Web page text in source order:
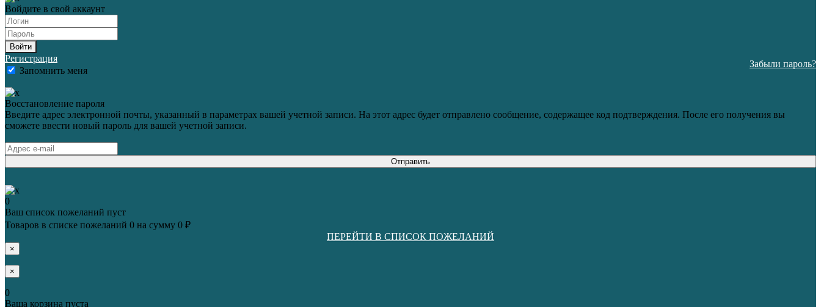
Войдите в свой аккаунт
Войти
Регистрация
Запомнить меня
Забыли пароль?
Восстановление пароля
Введите адрес электронной почты, указанный в параметрах вашей учетной записи. На этот адрес будет отправлено сообщение, содержащее код подтверждения. После его получения вы
сможете ввести новый пароль для вашей учетной записи.
Отправить
0
Ваш список пожеланий пуст
Товаров в списке пожеланий 0 на сумму 0 ₽
ПЕРЕЙТИ В СПИСОК ПОЖЕЛАНИЙ
×
×
0
Ваша корзина пуста